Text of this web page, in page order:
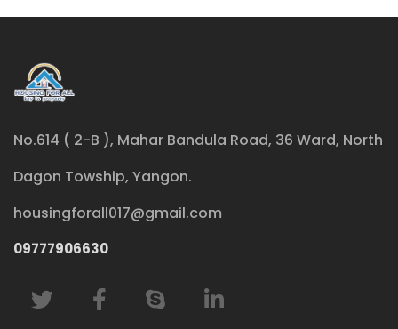
No.614 ( 2-B ), Mahar Bandula Road, 36 Ward, North
Dagon Towship, Yangon.
housingforall017@gmail.com
09777906630